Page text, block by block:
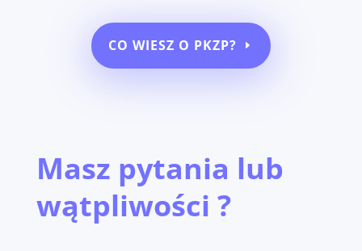
CO WIESZ O PKZP?
Masz pytania lub
wątpliwości ?